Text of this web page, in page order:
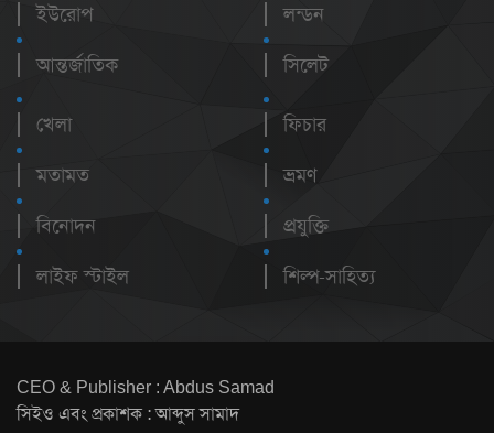
ইউরোপ
আন্তর্জাতিক
লন্ডন
সিলেট
খেলা
মতামত
বিনোদন
লাইফ স্টাইল
ফিচার
ভ্রমণ
প্রযুক্তি
শিল্প-সাহিত্য
CEO & Publisher : Abdus Samad
সিইও এবং প্রকাশক : আব্দুস সামাদ